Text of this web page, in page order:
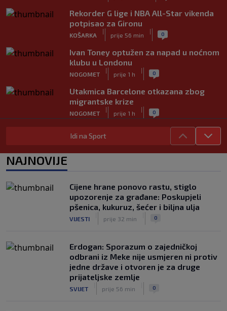
Rekorder G lige i NBA All-Star vikenda
potpisao za Gironu
KOŠARKA
|
prije 56 min
| 0
Ivan Toney optužen za napad u noćnom
klubu u Londonu
NOGOMET
|
prije 1 h
| 0
Utakmica Barcelone otkazana zbog
migrantske krize
NOGOMET
|
prije 1 h
| 0
FS Norveške poručio Infantinu: Odlazi,
odmah!
NOGOMET prije 1 h
u bikiniju (FOTO+VIDEO)
OSTALI SPORTOVI
|
prije 2 h
| 0
Idi na Sport
NAJNOVIJE
Cijene hrane ponovo rastu, stiglo
upozorenje za građane: Poskupjeli
pšenica, kukuruz, šećer i biljna ulja
VIJESTI prije 32 min 0
Erdogan: Sporazum o zajedničkoj
odbrani iz Meke nije usmjeren ni protiv
jedne države i otvoren je za druge
prijateljske zemlje
SVIJET prije 56 min 0